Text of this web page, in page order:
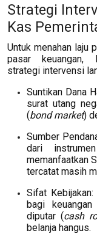
Strategi
Kas
Untuk menahan laju
pasar keuangan,
strategi intervensi
Suntikan Dana
surat utang
(bond market)
Sumber
dari
memanfaatkan
tercatat masih
Sifat
bagi
diputar (cash
belanja hangus.